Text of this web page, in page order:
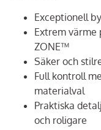
Exceptionell
Extrem värme
ZONE™
Säker och
Full kontroll
materialval
Praktiska
och roligare